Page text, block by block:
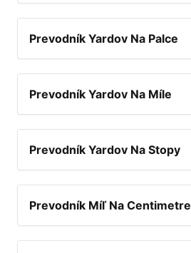
Prevodník Yardov Na Palce
Prevodník Yardov Na Míle
Prevodník Yardov Na Stopy
Prevodník Míľ Na Centimetre